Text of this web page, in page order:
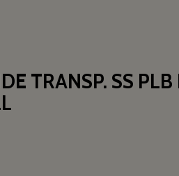
TRANSP. SS PLB